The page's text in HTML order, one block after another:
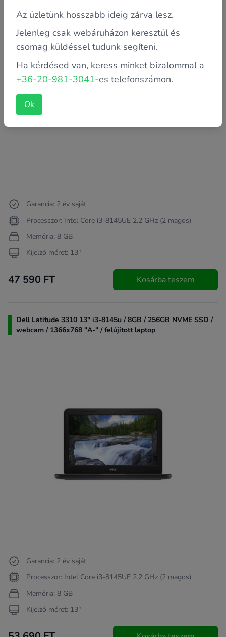
Garancia: 2 év saját
Processzor: Intel Core i3-8145UE 2.2 GHz (2 magos)
Memória: 8 GB
Kijelző méret: 13"
47 590 FT Kosárba teszem
Dell Latitude 3310 13" i3-8145u / 8GB / 256GB NVME SSD /
webcam / 1366x768 "A-" / felújított laptop
Garancia: 2 év saját
Processzor: Intel Core i3-8145UE 2.2 GHz (2 magos)
Memória: 8 GB
Kijelző méret: 13"
Az üzletünk hosszabb ideig zárva lesz.
Jelenleg csak webáruházon keresztül és
csomag küldéssel tudunk segíteni.
Ha kérdésed van, keress minket bizalommal a
+36-20-981-3041-es telefonszámon.
Ok